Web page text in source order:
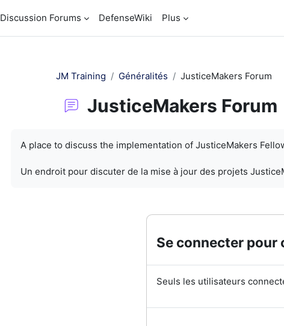
Discussion Forums DefenseWiki Plus
JM Training Généralités JusticeMakers Forum
JusticeMakers Forum
A place to discuss the implementation of JusticeMakers
Un endroit pour discuter de la mise à jour des projets
Se connecter pour
Seuls les utilisateurs